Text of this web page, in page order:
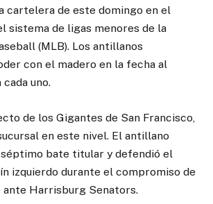
cartelera de este domingo en el
sistema de ligas menores de la
(MLB). Los antillanos
con el madero en la fecha al
uno.
de los Gigantes de San Francisco,
en este nivel. El antillano
bate titular y defendió el
izquierdo durante el compromiso de
ante Harrisburg Senators.